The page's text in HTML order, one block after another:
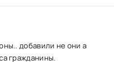
добавили не они а
гражданины.